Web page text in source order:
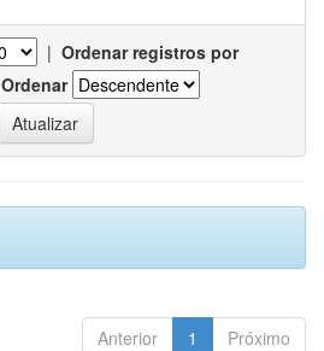
| Ordenar registros por
Ordenar
Anterior 1 Próximo